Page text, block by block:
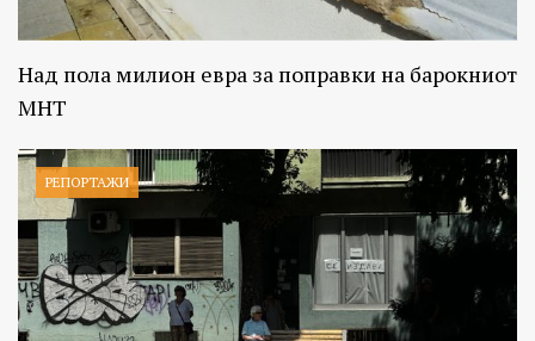
Над пола милион евра за поправки на барокниот
МНТ
РЕПОРТАЖИ